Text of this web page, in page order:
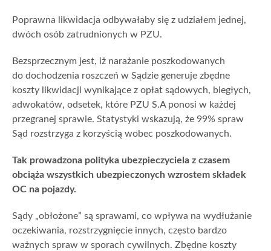
Poprawna likwidacja odbywałaby się z udziałem jednej,
dwóch osób zatrudnionych w PZU.
Bezsprzecznym jest, iż narażanie poszkodowanych
do dochodzenia roszczeń w Sądzie generuje zbędne
koszty likwidacji wynikające z opłat sądowych, biegłych,
adwokatów, odsetek, które PZU S.A ponosi w każdej
przegranej sprawie. Statystyki wskazują, że 99% spraw
Sąd rozstrzyga z korzyścią wobec poszkodowanych.
Tak prowadzona polityka ubezpieczyciela z czasem
obciąża wszystkich ubezpieczonych wzrostem składek
OC na pojazdy.
Sądy „obłożone” są sprawami, co wpływa na wydłużanie
oczekiwania, rozstrzygnięcie innych, często bardzo
ważnych spraw w sporach cywilnych. Zbędne koszty